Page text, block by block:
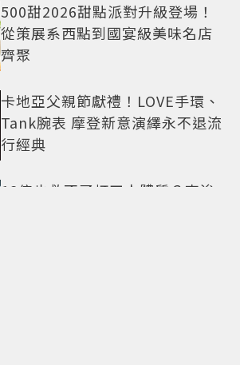
500甜2026甜點派對升級登場！
從策展系西點到國宴級美味名店
齊聚
卡地亞父親節獻禮！LOVE手環、
Tank腕表 摩登新意演繹永不退流
行經典
18億也救不了打工人體質？李浚